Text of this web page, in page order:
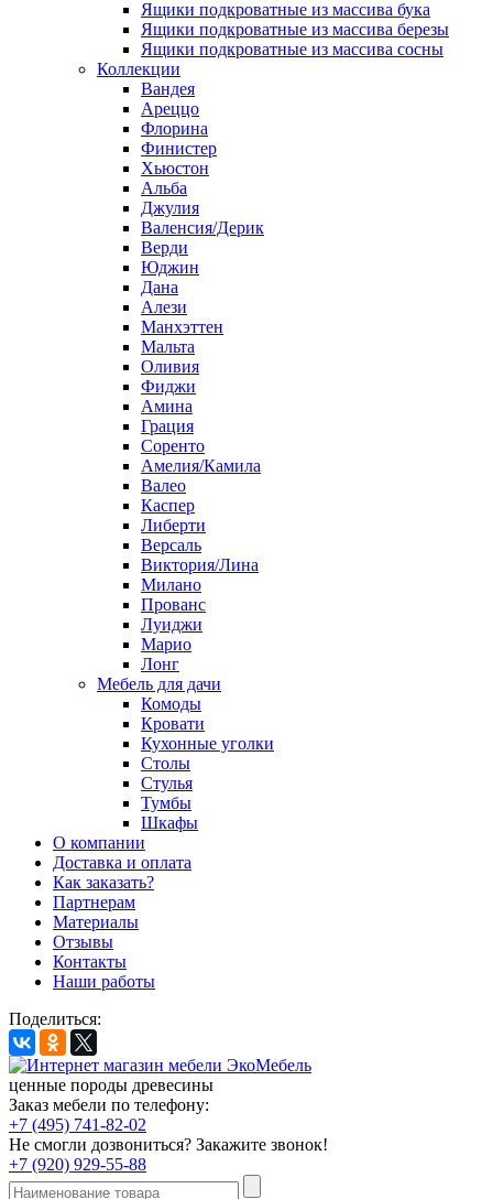
Ящики подкроватные из массива бука
Ящики подкроватные из массива березы
Ящики подкроватные из массива сосны
Коллекции
Вандея
Ареццо
Флорина
Финистер
Хьюстон
Альба
Джулия
Валенсия/Дерик
Верди
Юджин
Дана
Алези
Манхэттен
Мальта
Оливия
Фиджи
Амина
Грация
Соренто
Амелия/Камила
Валео
Каспер
Либерти
Версаль
Виктория/Лина
Милано
Прованс
Луиджи
Марио
Лонг
Мебель для дачи
Комоды
Кровати
Кухонные уголки
Столы
Стулья
Тумбы
Шкафы
О компании
Доставка и оплата
Как заказать?
Партнерам
Материалы
Отзывы
Контакты
Наши работы
Поделиться:
ценные породы древесины
Заказ мебели по телефону:
+7 (495) 741-82-02
Не смогли дозвониться? Закажите звонок!
+7 (920) 929-55-88